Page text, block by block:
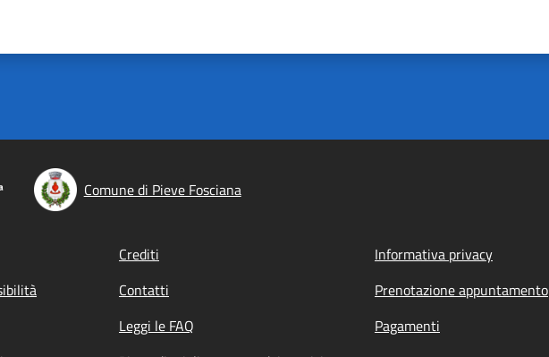
Comune di Pieve Fosciana
Crediti Informativa privacy
Contatti Prenotazione appuntamento
Leggi le FAQ Pagamenti